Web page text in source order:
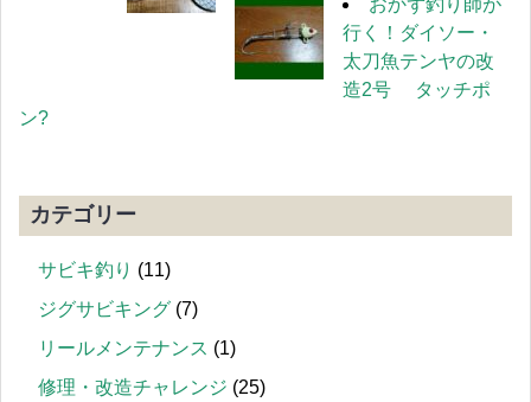
行く！ダイソー・
太刀魚テンヤの改
造2号 タッチポ
ン?
カテゴリー
サビキ釣り (11)
ジグサビキング (7)
リールメンテナンス (1)
修理・改造チャレンジ (25)